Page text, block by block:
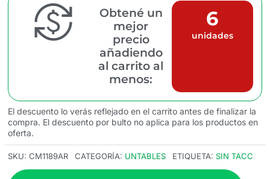
Obtené un
mejor
precio
añadiendo
al carrito al
menos:
6
unidades
El descuento lo verás reflejado en el carrito antes de finalizar la
compra. El descuento por bulto no aplica para los productos en
oferta.
SKU: CM1189AR CATEGORÍA: UNTABLES ETIQUETA: SIN TACC